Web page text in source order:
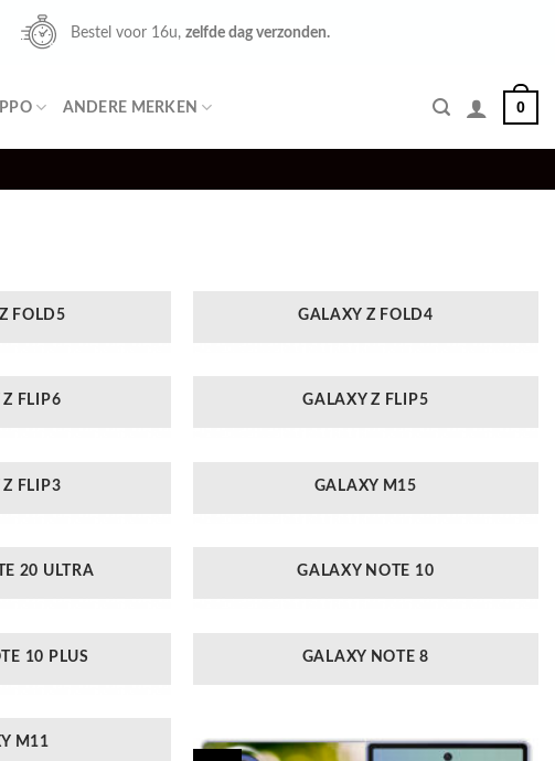
Bestel voor 16u, zelfde dag verzonden.
ANDERE MERKEN 0
FOLD5 GALAXY Z FOLD4
Z FLIP6 GALAXY Z FLIP5
Z FLIP3 GALAXY M15
20 ULTRA GALAXY NOTE 10
10 PLUS GALAXY NOTE 8
M11